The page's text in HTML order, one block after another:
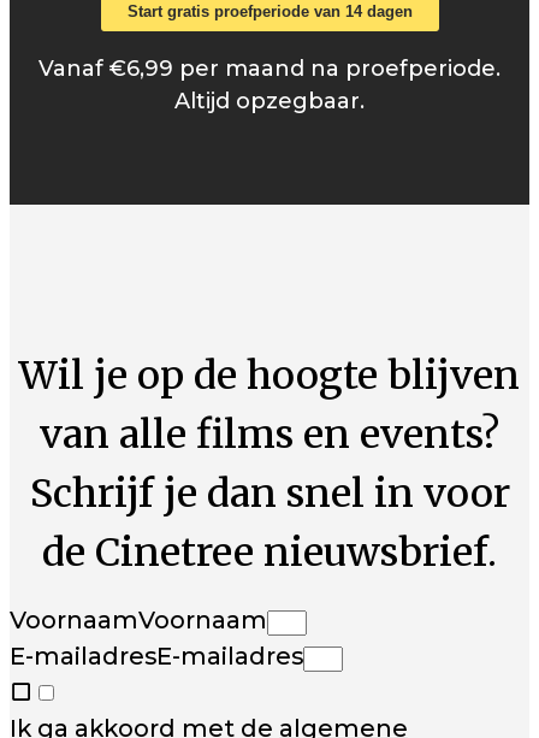
Start gratis proefperiode van 14 dagen
Vanaf €6,99 per maand na proefperiode.
Altijd opzegbaar.
Wil je op de hoogte blijven
van alle films en events?
Schrijf je dan snel in voor
de Cinetree nieuwsbrief.
VoornaamVoornaam
E-mailadresE-mailadres
Ik ga akkoord met de algemene